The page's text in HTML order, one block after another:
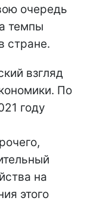
очередь
темпы
стране.
взгляд
По
году
на
этого